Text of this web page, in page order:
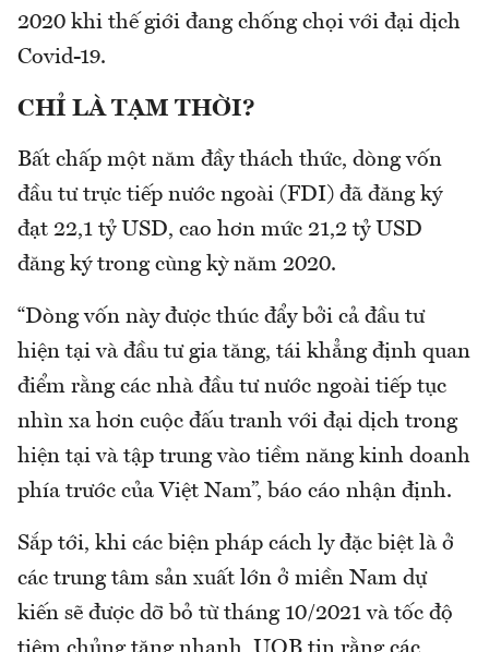
2020 khi thế giới đang chống chọi với đại dịch
Covid-19.
CHỈ LÀ TẠM THỜI?
Bất chấp một năm đầy thách thức, dòng vốn
đầu tư trực tiếp nước ngoài (FDI) đã đăng ký
đạt 22,1 tỷ USD, cao hơn mức 21,2 tỷ USD
đăng ký trong cùng kỳ năm 2020.
“Dòng vốn này được thúc đẩy bởi cả đầu tư
hiện tại và đầu tư gia tăng, tái khẳng định quan
điểm rằng các nhà đầu tư nước ngoài tiếp tục
nhìn xa hơn cuộc đấu tranh với đại dịch trong
hiện tại và tập trung vào tiềm năng kinh doanh
phía trước của Việt Nam”, báo cáo nhận định.
Sắp tới, khi các biện pháp cách ly đặc biệt là ở
các trung tâm sản xuất lớn ở miền Nam dự
kiến sẽ được dỡ bỏ từ tháng 10/2021 và tốc độ